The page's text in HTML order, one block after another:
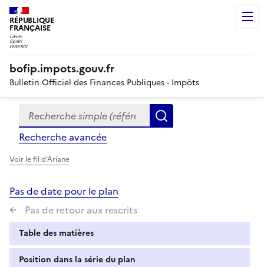
RÉPUBLIQUE
FRANÇAISE
bofip.impots.gouv.fr
Bulletin Officiel des Finances Publiques - Impôts
Formulaire
de
recherche
Recherche simple (références, mots clés, partie du
Recherche avancée
Voir le fil d'Ariane
Pas de date pour le plan
Pas de retour aux rescrits
Table des matières
Position dans la série du plan